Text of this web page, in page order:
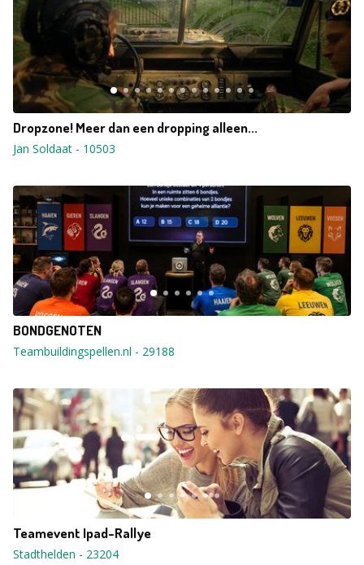
Dropzone! Meer dan een dropping alleen...
Jan Soldaat - 10503
BONDGENOTEN
Teambuildingspellen.nl - 29188
Teamevent Ipad-Rallye
Stadthelden - 23204